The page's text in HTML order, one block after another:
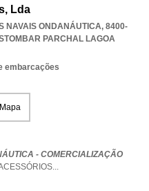
Lda
NAVAIS ONDANÁUTICA, 8400-
PARCHAL LAGOA
embarcações
- COMERCIALIZAÇÃO
...